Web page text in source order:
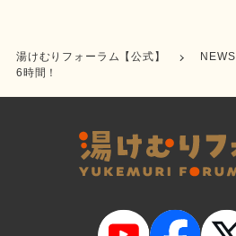
湯けむりフォーラム【公式】 NEWS
6時間！